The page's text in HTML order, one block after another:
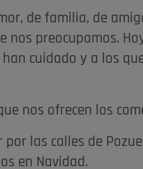
de familia, de
nos preocupamos.
cuidado y a los
nos ofrecen los
por las calles de
en Navidad.